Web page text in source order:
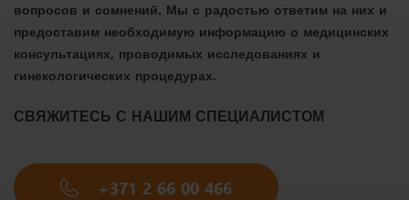
вопросов и сомнений. Мы с радостью ответим на них и
предоставим необходимую информацию о медицинских
консультациях, проводимых исследованиях и
гинекологических процедурах.
СВЯЖИТЕСЬ С НАШИМ СПЕЦИАЛИСТОМ
+371 2 66 00 466